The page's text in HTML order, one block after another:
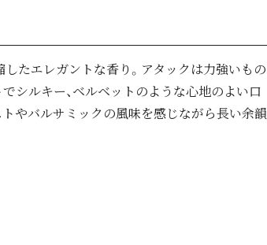
したエレガントな香り。アタックは力強いもの
シルキー、ベルベットのような心地のよい口
やバルサミックの風味を感じながら長い余韻